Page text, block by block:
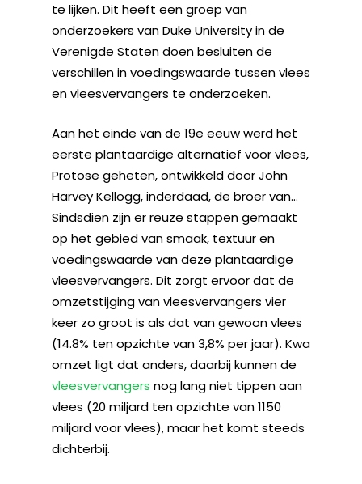
te lijken. Dit heeft een groep van
onderzoekers van Duke University in de
Verenigde Staten doen besluiten de
verschillen in voedingswaarde tussen vlees
en vleesvervangers te onderzoeken.
Aan het einde van de 19e eeuw werd het
eerste plantaardige alternatief voor vlees,
Protose geheten, ontwikkeld door John
Harvey Kellogg, inderdaad, de broer van…
Sindsdien zijn er reuze stappen gemaakt
op het gebied van smaak, textuur en
voedingswaarde van deze plantaardige
vleesvervangers. Dit zorgt ervoor dat de
omzetstijging van vleesvervangers vier
keer zo groot is als dat van gewoon vlees
(14.8% ten opzichte van 3,8% per jaar). Kwa
omzet ligt dat anders, daarbij kunnen de
vleesvervangers nog lang niet tippen aan
vlees (20 miljard ten opzichte van 1150
miljard voor vlees), maar het komt steeds
dichterbij.